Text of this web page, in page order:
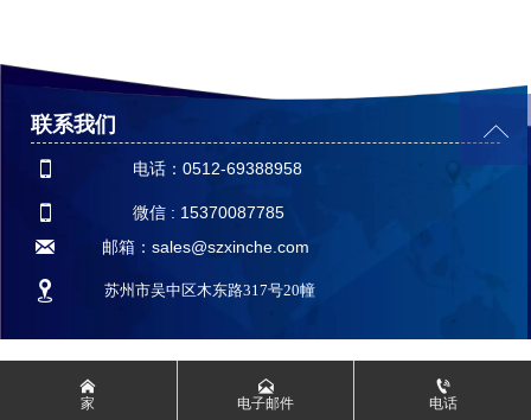
联系我们

电话：0512-69388958
 微信 : 15370087785
 邮箱：sales@szxinche.com
 苏州市吴中区木东路317号20幢

家

电子邮件

电话
